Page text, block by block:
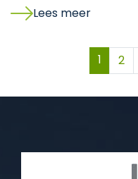
Lees meer
1 2